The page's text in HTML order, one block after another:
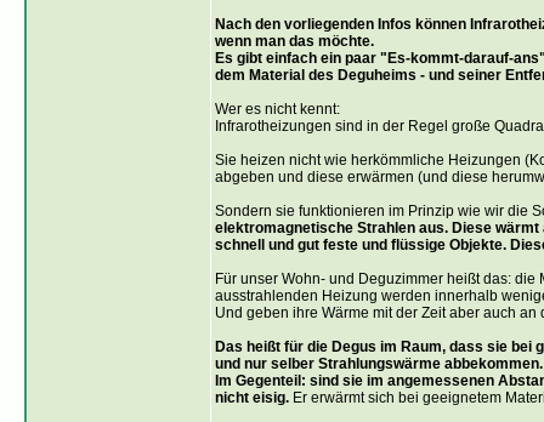
Nach den vorliegenden Infos können
wenn man das möchte.
Es gibt einfach ein paar "Es-kommt-darauf-
dem Material des Deguheims - und seiner
Wer es nicht kennt:
Infrarotheizungen sind in der Regel große
Sie heizen nicht wie herkömmliche Heizungen
abgeben und diese erwärmen (und diese
Sondern sie funktionieren im Prinzip wie wir die
elektromagnetische Strahlen aus. Diese
schnell und gut feste und flüssige Objekte.
Für unser Wohn- und Deguzimmer heißt das:
ausstrahlenden Heizung werden innerhalb
Und geben ihre Wärme mit der Zeit aber auch an
Das heißt für die Degus im Raum, dass sie
und nur selber Strahlungswärme abbekommen.
Im Gegenteil: sind sie im angemessenen
nicht eisig.Er erwärmt sich bei geeignetem